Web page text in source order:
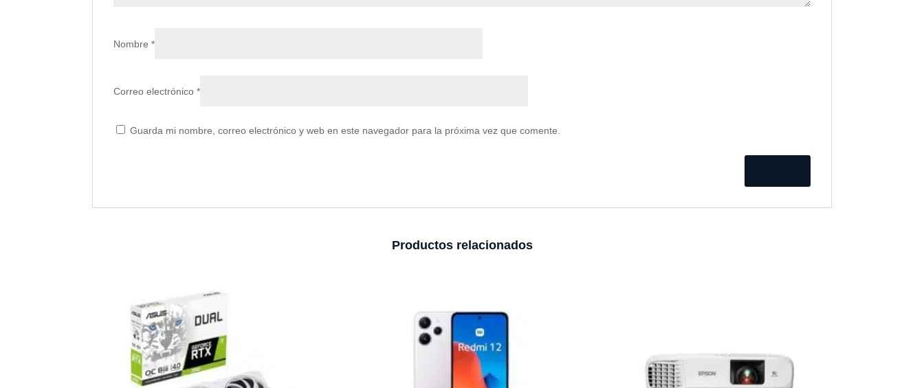
Nombre*
Correo electrónico*
Guarda mi nombre, correo electrónico y web en este navegador para la próxima vez que comente.
Productos relacionados